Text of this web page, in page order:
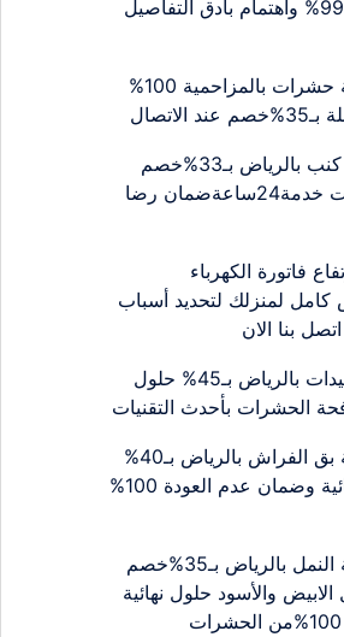
جودة مضمونة99% واهتمام بأدق التفاصيل
شركة مكافحة حشرات بالمزاحمية 100%
الاتصال
شركة تنظيف كنب بالرياض بـ33%خصم
لِتنظيف الكنبات خدمة24ساعةضمان رضا
فاتورة الكهرباء
لمنزلك لتحديد أسباب
شركة رش مبيدات بالرياض بـ45% حلول
الحشرات بأحدث التقنيات
شركة مكافحة بق الفراش بالرياض بـ40%
خصم..إبادة نهائية وضمان عدم العودة 100%
شركة مكافحة النمل بالرياض بـ35%خصم
والأسود حلول نهائية